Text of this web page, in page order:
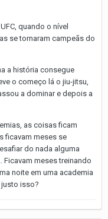
quando o nível
se tornaram campeãs do
a história consegue
o começo lá o jiu-jitsu,
a dominar e depois a
as coisas ficam
ficavam meses se
do nada alguma
Ficavam meses treinando
noite em uma academia
justo isso?